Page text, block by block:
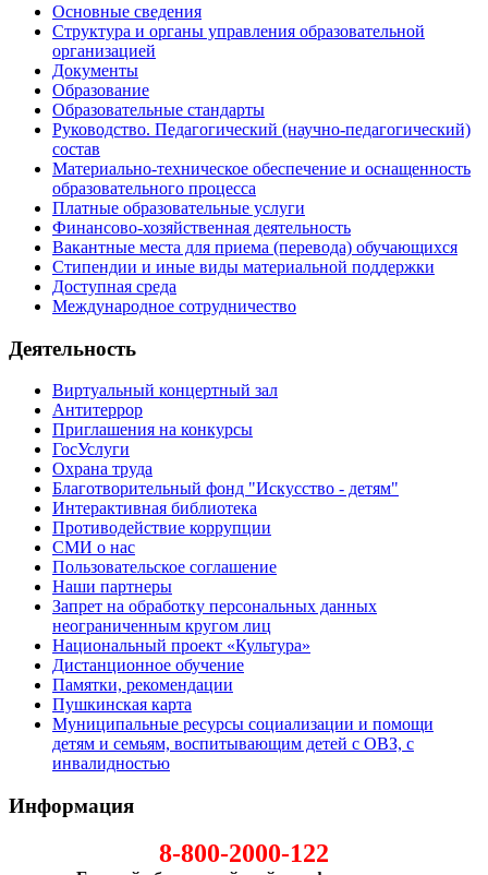
Основные сведения
Структура и органы управления образовательной
организацией
Документы
Образование
Образовательные стандарты
Руководство. Педагогический (научно-педагогический)
состав
Материально-техническое обеспечение и оснащенность
образовательного процесса
Платные образовательные услуги
Финансово-хозяйственная деятельность
Вакантные места для приема (перевода) обучающихся
Стипендии и иные виды материальной поддержки
Доступная среда
Международное сотрудничество
Деятельность
Виртуальный концертный зал
Антитеррор
Приглашения на конкурсы
ГосУслуги
Охрана труда
Благотворительный фонд "Искусство - детям"
Интерактивная библиотека
Противодействие коррупции
СМИ о нас
Пользовательское соглашение
Наши партнеры
Запрет на обработку персональных данных
неограниченным кругом лиц
Национальный проект «Культура»
Дистанционное обучение
Памятки, рекомендации
Пушкинская карта
Муниципальные ресурсы социализации и помощи
детям и семьям, воспитывающим детей с ОВЗ, с
инвалидностью
Информация
8-800-2000-122